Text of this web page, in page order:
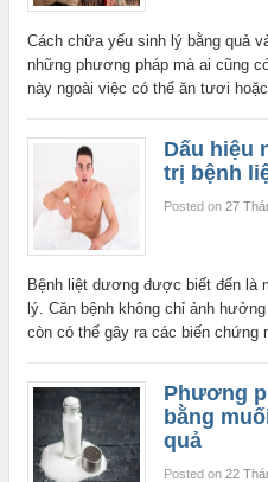
Cách chữa yếu sinh lý bằng quả
những phương pháp mà ai cũng
này ngoài việc có thể ăn tươi
Dấu hiệu
trị bệnh
Posted on 27
Bệnh liệt dương được biết đến là
lý. Căn bệnh không chỉ ảnh
còn có thể gây ra các biến chứng
Phương
bằng
quả
Posted on 22